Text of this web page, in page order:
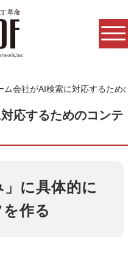
ム会社がAI検索に対応するた
応するためのコンテ
に具体的に
作る